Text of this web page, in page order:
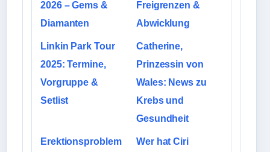
2026 – Gems &
Diamanten
Freigrenzen &
Abwicklung
Linkin Park Tour
2025: Termine,
Vorgruppe &
Setlist
Catherine,
Prinzessin von
Wales: News zu
Krebs und
Gesundheit
Erektionsproblem
Wer hat Ciri